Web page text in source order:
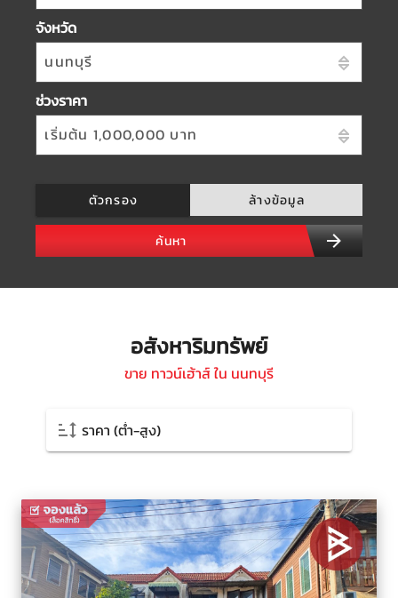
จังหวัด
นนทบุรี
ช่วงราคา
เริ่มต้น 1,000,000 บาท
ตัวกรอง ล้างข้อมูล
ค้นหา
อสังหาริมทรัพย์
ขาย ทาวน์เฮ้าส์ ใน นนทบุรี
ราคา (ต่ำ-สูง)